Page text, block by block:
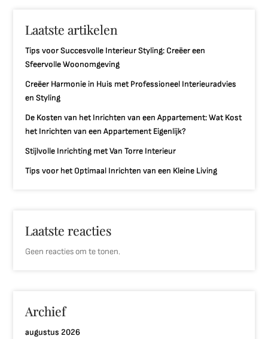
Laatste artikelen
Tips voor Succesvolle Interieur Styling: Creëer een
Sfeervolle Woonomgeving
Creëer Harmonie in Huis met Professioneel Interieuradvies
en Styling
De Kosten van het Inrichten van een Appartement: Wat Kost
het Inrichten van een Appartement Eigenlijk?
Stijlvolle Inrichting met Van Torre Interieur
Tips voor het Optimaal Inrichten van een Kleine Living
Laatste reacties
Geen reacties om te tonen.
Archief
augustus 2026